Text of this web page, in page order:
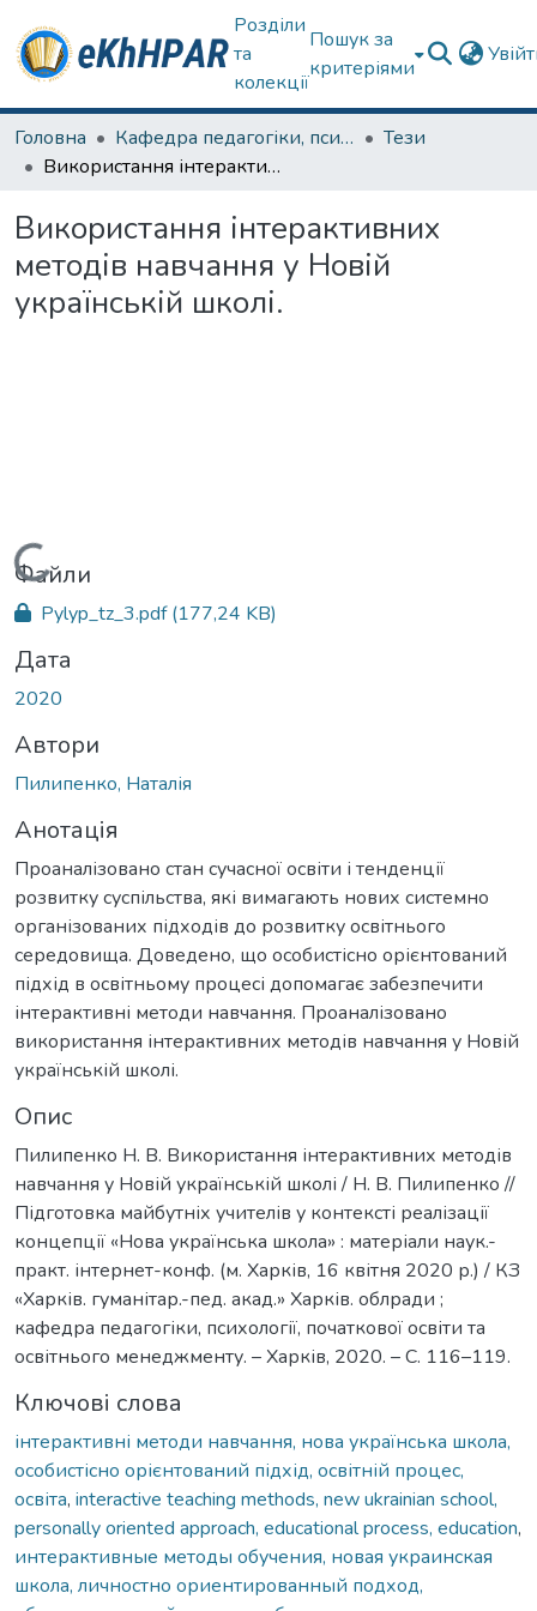
Розділи
та
колекції
Пошук за
критеріями
Головна Кафедра педагогіки, психології, початкової освіти та освітнього менеджменту
Тези
Використання інтерактивних методів навчання у Новій українській школі.
Використання інтерактивних
методів навчання у Новій
українській школі.
Вантажиться...
Файли
Pylyp_tz_3.pdf(177,24 KB)
Дата
2020
Автори
Пилипенко, Наталія
Анотація
Проаналізовано стан сучасної освіти і тенденції
розвитку суспільства, які вимагають нових системно
організованих підходів до розвитку освітнього
середовища. Доведено, що особистісно орієнтований
підхід в освітньому процесі допомагає забезпечити
інтерактивні методи навчання. Проаналізовано
використання інтерактивних методів навчання у Новій
українській школі.
Опис
Пилипенко Н. В. Використання інтерактивних методів
навчання у Новій українській школі / Н. В. Пилипенко //
Підготовка майбутніх учителів у контексті реалізації
концепції «Нова українська школа» : матеріали наук.-
практ. інтернет-конф. (м. Харків, 16 квітня 2020 р.) / КЗ
«Харків. гуманітар.-пед. акад.» Харків. облради ;
кафедра педагогіки, психології, початкової освіти та
освітнього менеджменту. – Харків, 2020. – С. 116–119.
Ключові слова
інтерактивні методи навчання, нова українська школа,
особистісно орієнтований підхід, освітній процес,
освіта, interactive teaching methods, new ukrainian school,
personally oriented approach, educational process, education,
интерактивные методы обучения, новая украинская
школа, личностно ориентированный подход,